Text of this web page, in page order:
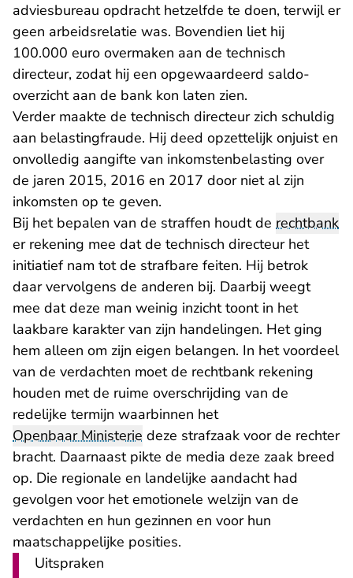
adviesbureau opdracht hetzelfde te doen, terwijl er
geen arbeidsrelatie was. Bovendien liet hij
100.000 euro overmaken aan de technisch
directeur, zodat hij een opgewaardeerd saldo-
overzicht aan de bank kon laten zien.
Verder maakte de technisch directeur zich schuldig
aan belastingfraude. Hij deed opzettelijk onjuist en
onvolledig aangifte van inkomstenbelasting over
de jaren 2015, 2016 en 2017 door niet al zijn
inkomsten op te geven.
Bij het bepalen van de straffen houdt de rechtbank
er rekening mee dat de technisch directeur het
initiatief nam tot de strafbare feiten. Hij betrok
daar vervolgens de anderen bij. Daarbij weegt
mee dat deze man weinig inzicht toont in het
laakbare karakter van zijn handelingen. Het ging
hem alleen om zijn eigen belangen. In het voordeel
van de verdachten moet de rechtbank rekening
houden met de ruime overschrijding van de
redelijke termijn waarbinnen het
Openbaar Ministerie deze strafzaak voor de rechter
bracht. Daarnaast pikte de media deze zaak breed
op. Die regionale en landelijke aandacht had
gevolgen voor het emotionele welzijn van de
verdachten en hun gezinnen en voor hun
maatschappelijke posities.
Uitspraken